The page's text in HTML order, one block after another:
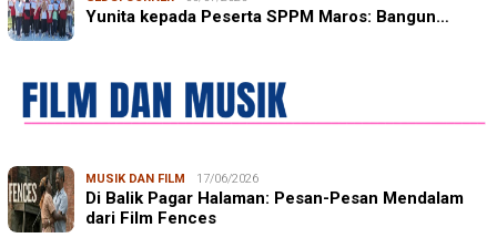
Yunita kepada Peserta SPPM Maros: Bangun…
MUSIK DAN FILM 17/06/2026
Di Balik Pagar Halaman: Pesan-Pesan Mendalam
dari Film Fences